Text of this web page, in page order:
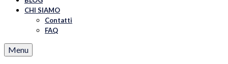
CHI SIAMO
Contatti
FAQ
Menu